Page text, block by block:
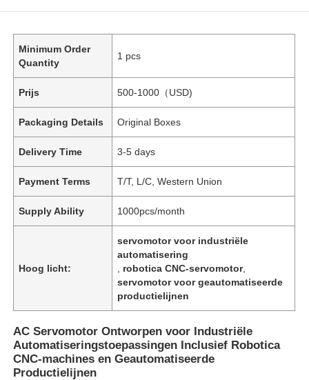
Minimum Order
Quantity
1 pcs
Prijs 500-1000（USD)
Packaging Details Original Boxes
Delivery Time 3-5 days
Payment Terms T/T, L/C, Western Union
Supply Ability 1000pcs/month
Hoog licht:
servomotor voor industriële
automatisering
robotica CNC-servomotor,
servomotor voor geautomatiseerde
productielijnen
AC Servomotor Ontworpen voor Industriële
Automatiseringstoepassingen Inclusief Robotica
CNC-machines en Geautomatiseerde
Productielijnen